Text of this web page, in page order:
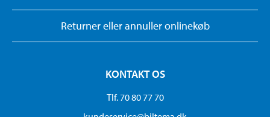
Returner eller annuller onlinekøb
KONTAKT OS
Tlf. 70 80 77 70